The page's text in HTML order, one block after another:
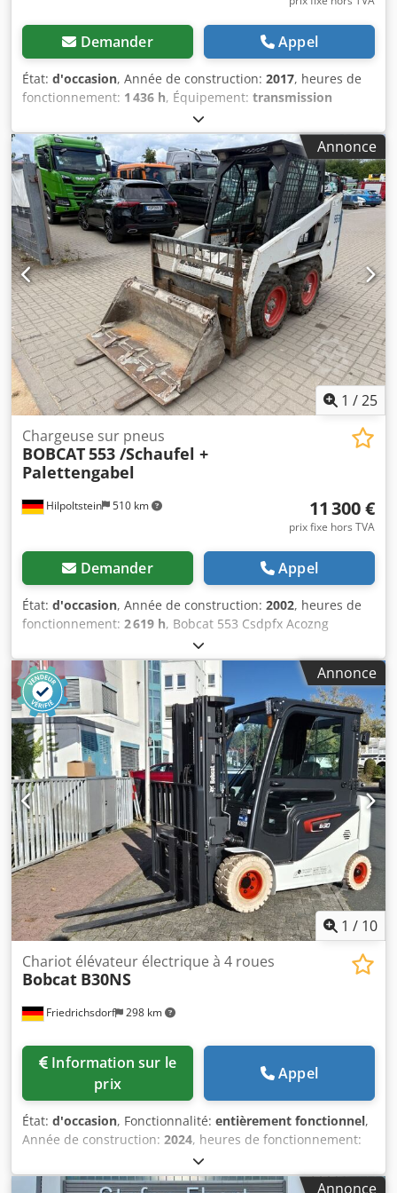
Demander Appel
État: d'occasion, Année de construction: 2017, heures de
fonctionnement: 1 436 h, Équipement: transmission
, Nous proposons un E85 rare, non issu d'une
location, provenant d'une petite entreprise de
construction, équipé de la climatisation. * BRAS
TÉLESCOPIQUE avec PINCE/GRIPPE * Pelle rétro
hydraulique disponible en option, en stock avec un
supplément raisonnable. * Issu d'une petite entreprise de
construction. * Version allemande. * Seulement 1350
heures de fonctionnement. * Chenilles en caoutchouc. *
Grande révision prévue en 2025 chez BOBCAT. * Moteur
diesel de 44 kW, fabricant Yanmar. Codpfxszr Avvo Acyjha
* Raccordement pour outils supplémentaires. * Système
de fixation rapide. * Phares supplémentaires. * État très
bien entretenu. ----Nous sommes un atelier de réparation
automobile et de machines de construction, et nous vous
proposons une offre sans engagement sur nos machines.
Financement, reprise de véhicules et location-achat
possibles pour tous types de véhicules.----
Annonce
1 /25
Hilpoltstein 510 km
Chargeuse sur pneus
BOBCAT553 /Schaufel +
Palettengabel
11 300 €
prix fixe hors TVA
Demander Appel
État: d'occasion, Année de construction: 2002, heures de
fonctionnement: 2 619 h, Bobcat 553 Csdpfx Acozng
Tkjyoha Cabine, godet, fourche à palettes.
Annonce
1 / 10
Friedrichsdorf 298 km
Chariot élévateur électrique à 4 roues
Bobcat B30NS
prix
Appel
État: d'occasion, Fonctionnalité: entièrement fonctionnel,
Année de construction: 2024, heures de fonctionnement:
3 000 kg
4 710 mm, levée libre:1 475 mm, type de carburant:
Annonce